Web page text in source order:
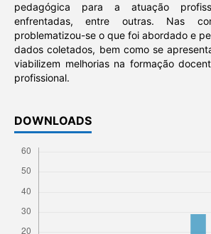
pedagógica para a atuação
enfrentadas, entre outras. Nas
problematizou-se o que foi abordado e
dados coletados, bem como se
viabilizem melhorias na formação
profissional.
DOWNLOADS